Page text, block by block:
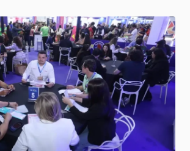
Política
Tecnologia
24 horas